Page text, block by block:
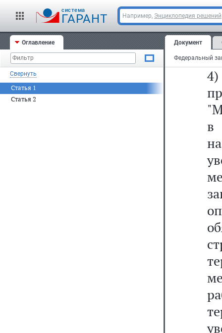
cистема
ГАРАНТ Например, Энциклопедия решений
Оглавление
Свернуть
Статья 1
Статья 2
Документ
в